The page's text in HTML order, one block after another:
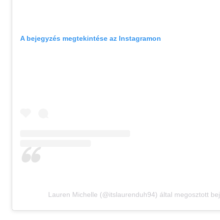
A bejegyzés megtekintése az Instagramon
Lauren Michelle (@itslaurenduh94) által megosztott